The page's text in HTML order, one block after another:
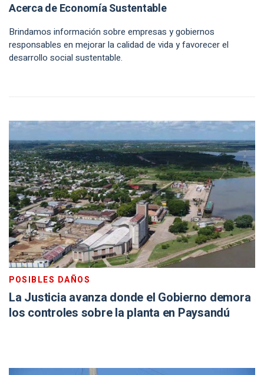
Acerca de Economía Sustentable
Brindamos información sobre empresas y gobiernos
responsables en mejorar la calidad de vida y favorecer el
desarrollo social sustentable.
POSIBLES DAÑOS
La Justicia avanza donde el Gobierno demora
los controles sobre la planta en Paysandú